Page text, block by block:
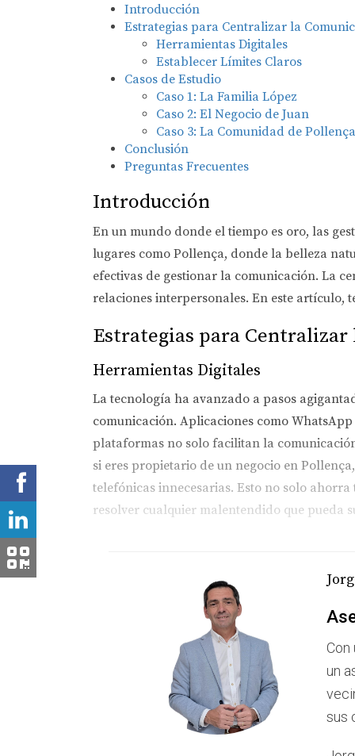
Introducción
Estrategias para Centralizar la
Herramientas Digitales
Establecer Límites Claros
Casos de Estudio
Caso 1: La Familia López
Caso 2: El Negocio de Juan
Caso 3: La Comunidad de Pollença
Conclusión
Preguntas Frecuentes
Introducción
En un mundo donde el tiempo es oro, las
lugares como Pollença, donde la belleza
efectivas de gestionar la comunicación. La
relaciones interpersonales. En este artículo,
Estrategias para Centralizar
Herramientas Digitales
La tecnología ha avanzado a pasos
comunicación. Aplicaciones como
plataformas no solo facilitan la
si eres propietario de un negocio en
telefónicas innecesarias. Esto no solo
resolver cualquier malentendido que pueda
Además de utilizar herramientas digitales,
ser honesto sobre tu capacidad para
podrías indicar que estás disponible para
también muestra a los demás que valoras tu
Casos de Estudio
Caso 1: La Familia López
un
sus